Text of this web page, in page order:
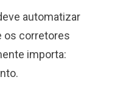
automatizar
os corretores
importa: